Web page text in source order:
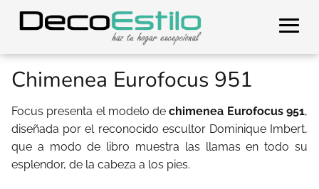
Chimenea Eurofocus 951
Focus presenta el modelo de chimenea Eurofocus 951,
diseñada por el reconocido escultor Dominique Imbert,
que a modo de libro muestra las llamas en todo su
esplendor, de la cabeza a los pies.